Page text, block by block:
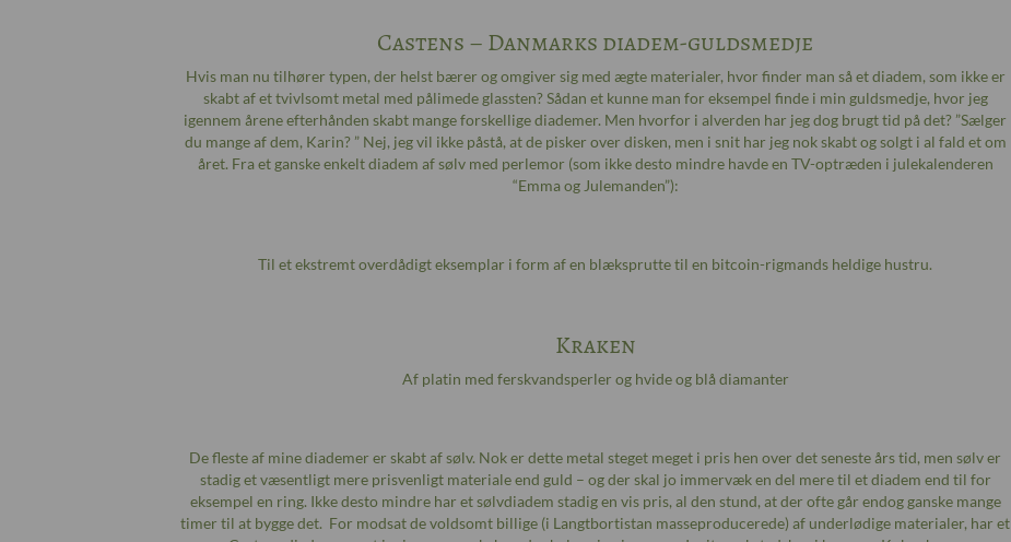
Castens – Danmarks diadem-guldsmedje
Hvis man nu tilhører typen, der helst bærer og omgiver sig med ægte materialer, hvor finder man så et diadem, som ikke er
skabt af et tvivlsomt metal med pålimede glassten? Sådan et kunne man for eksempel finde i min guldsmedje, hvor jeg
igennem årene efterhånden skabt mange forskellige diademer. Men hvorfor i alverden har jeg dog brugt tid på det? ”Sælger
du mange af dem, Karin? ” Nej, jeg vil ikke påstå, at de pisker over disken, men i snit har jeg nok skabt og solgt i al fald et om
året. Fra et ganske enkelt diadem af sølv med perlemor (som ikke desto mindre havde en TV-optræden i julekalenderen
“Emma og Julemanden”):
Til et ekstremt overdådigt eksemplar i form af en blæksprutte til en bitcoin-rigmands heldige hustru.
Kraken
Af platin med ferskvandsperler og hvide og blå diamanter
De fleste af mine diademer er skabt af sølv. Nok er dette metal steget meget i pris hen over det seneste års tid, men sølv er
stadig et væsentligt mere prisvenligt materiale end guld – og der skal jo immervæk en del mere til et diadem end til for
eksempel en ring. Ikke desto mindre har et sølvdiadem stadig en vis pris, al den stund, at der ofte går endog ganske mange
timer til at bygge det. For modsat de voldsomt billige (i Langtbortistan masseproducerede) af underlødige materialer, har et